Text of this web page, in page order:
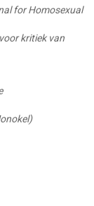
for Homosexual
kritiek van